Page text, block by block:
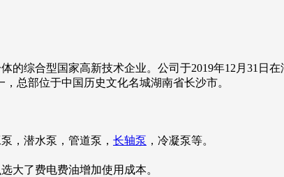
综合型国家高新技术企业。公司于2019年12月31日在
，总部位于中国历史文化名城湖南省长沙市。
泵，潜水泵，管道泵， 长轴泵 ，冷凝泵等。
大了费电费油增加使用成本。